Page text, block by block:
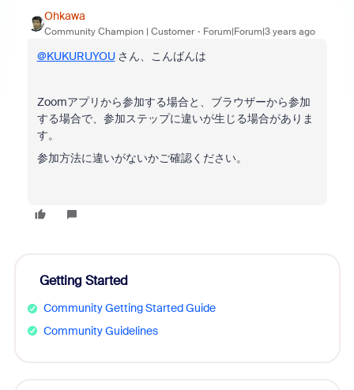
Ohkawa
Community Champion | Customer Forum|Forum|3 years ago
@KUKURUYOUさん、こんばんは
Zoomアプリから参加する場合と、ブラウザーから参加
する場合で、参加ステップに違いが生じる場合がありま
す。
参加方法に違いがないかご確認ください。
Getting Started
Community Getting Started Guide
Community Guidelines